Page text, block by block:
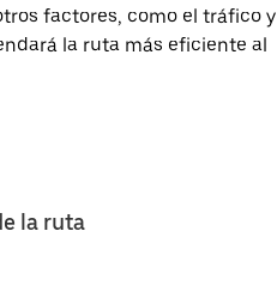
factores, como el tráfico y
la ruta más eficiente al
la ruta